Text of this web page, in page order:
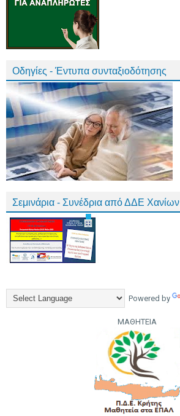
Οδηγίες - Έντυπα συνταξιοδότησης
Σεμινάρια - Συνέδρια από ΔΔΕ Χανίων
Powered by
ΜΑΘΗΤΕΙΑ